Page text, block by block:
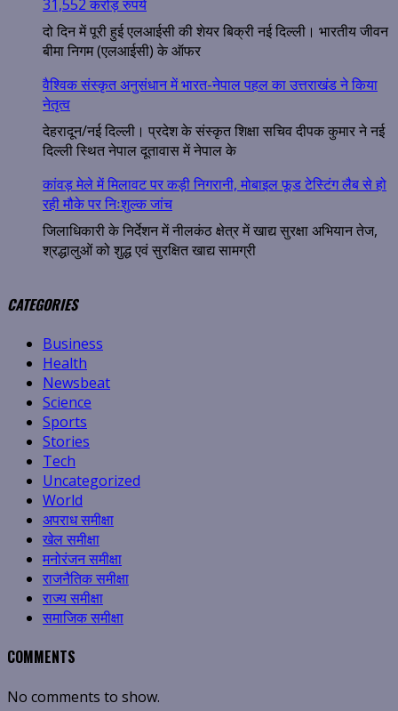
31,552 करोड़ रुपये
दो दिन में पूरी हुई एलआईसी की शेयर बिक्री नई दिल्ली। भारतीय जीवन
बीमा निगम (एलआईसी) के ऑफर
वैश्विक संस्कृत अनुसंधान में भारत-नेपाल पहल का उत्तराखंड ने किया
नेतृत्व
देहरादून/नई दिल्ली। प्रदेश के संस्कृत शिक्षा सचिव दीपक कुमार ने नई
दिल्ली स्थित नेपाल दूतावास में नेपाल के
कांवड़ मेले में मिलावट पर कड़ी निगरानी, मोबाइल फूड टेस्टिंग लैब से हो
रही मौके पर निःशुल्क जांच
जिलाधिकारी के निर्देशन में नीलकंठ क्षेत्र में खाद्य सुरक्षा अभियान तेज,
श्रद्धालुओं को शुद्ध एवं सुरक्षित खाद्य सामग्री
CATEGORIES
Business
Health
Newsbeat
Science
Sports
Stories
Tech
Uncategorized
World
अपराध समीक्षा
खेल समीक्षा
मनोरंजन समीक्षा
राजनैतिक समीक्षा
राज्य समीक्षा
समाजिक समीक्षा
COMMENTS
No comments to show.